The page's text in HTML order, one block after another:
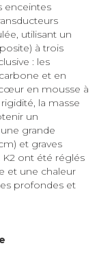
enceintes
utilisant un
à trois
: les
et en
en mousse à
la masse
un
grande
et graves
K2 ont été réglés
et une chaleur
profondes et